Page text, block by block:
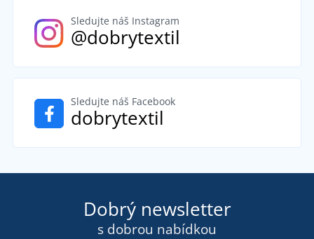
Sledujte náš Instagram
@dobrytextil
Sledujte náš Facebook
dobrytextil
Dobrý newsletter
s dobrou nabídkou